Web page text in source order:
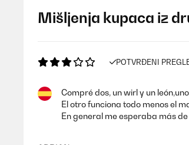
Mišljenja kupaca iz
POTVRĐENI
Compré dos, un wirl y un
El otro funciona todo menos el
En general me esperaba más